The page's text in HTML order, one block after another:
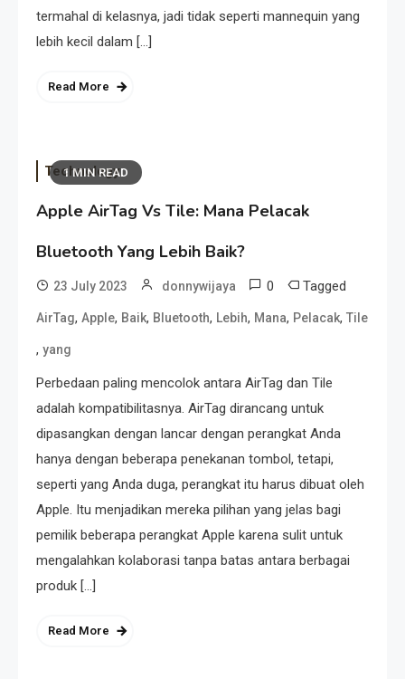
termahal di kelasnya, jadi tidak seperti mannequin yang
lebih kecil dalam […]
Read More
1 MIN READ
Technology
Apple AirTag Vs Tile: Mana Pelacak
Bluetooth Yang Lebih Baik?
23 July 2023 donnywijaya 0 Tagged
AirTag, Apple, Baik, Bluetooth, Lebih, Mana, Pelacak, Tile
, yang
Perbedaan paling mencolok antara AirTag dan Tile
adalah kompatibilitasnya. AirTag dirancang untuk
dipasangkan dengan lancar dengan perangkat Anda
hanya dengan beberapa penekanan tombol, tetapi,
seperti yang Anda duga, perangkat itu harus dibuat oleh
Apple. Itu menjadikan mereka pilihan yang jelas bagi
pemilik beberapa perangkat Apple karena sulit untuk
mengalahkan kolaborasi tanpa batas antara berbagai
produk […]
Read More